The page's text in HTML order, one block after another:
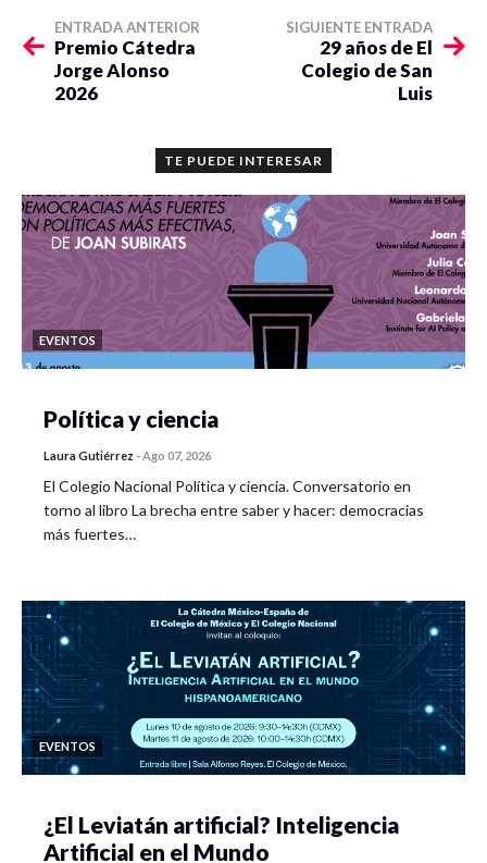
ENTRADA ANTERIOR
Premio Cátedra
Jorge Alonso
2026
SIGUIENTE ENTRADA
29 años de El
Colegio de San
Luis
TE PUEDE INTERESAR
EVENTOS
Política y ciencia
Laura Gutiérrez - Ago 07, 2026
El Colegio Nacional Política y ciencia. Conversatorio en
torno al libro La brecha entre saber y hacer: democracias
más fuertes…
EVENTOS
¿El Leviatán artificial? Inteligencia
Artificial en el Mundo